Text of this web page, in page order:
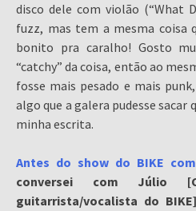
disco dele com violão (“What
fuzz, mas tem a mesma coisa
bonito pra caralho! Gosto
“catchy” da coisa, então ao
fosse mais pesado e mais
algo que a galera pudesse sacar
minha escrita.
Antes do show do BIKE
conversei com Júlio
guitarrista/vocalista do